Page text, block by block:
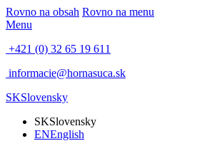
Rovno na obsah Rovno na menu
Menu
+421 (0) 32 65 19 611
informacie@hornasuca.sk
SKSlovensky
SKSlovensky
ENEnglish